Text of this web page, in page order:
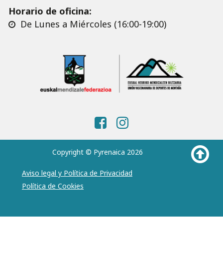
Horario de oficina:
De Lunes a Miércoles (16:00-19:00)
Copyright © Pyrenaica 2026
Aviso legal y Política de Privacidad
Política de Cookies